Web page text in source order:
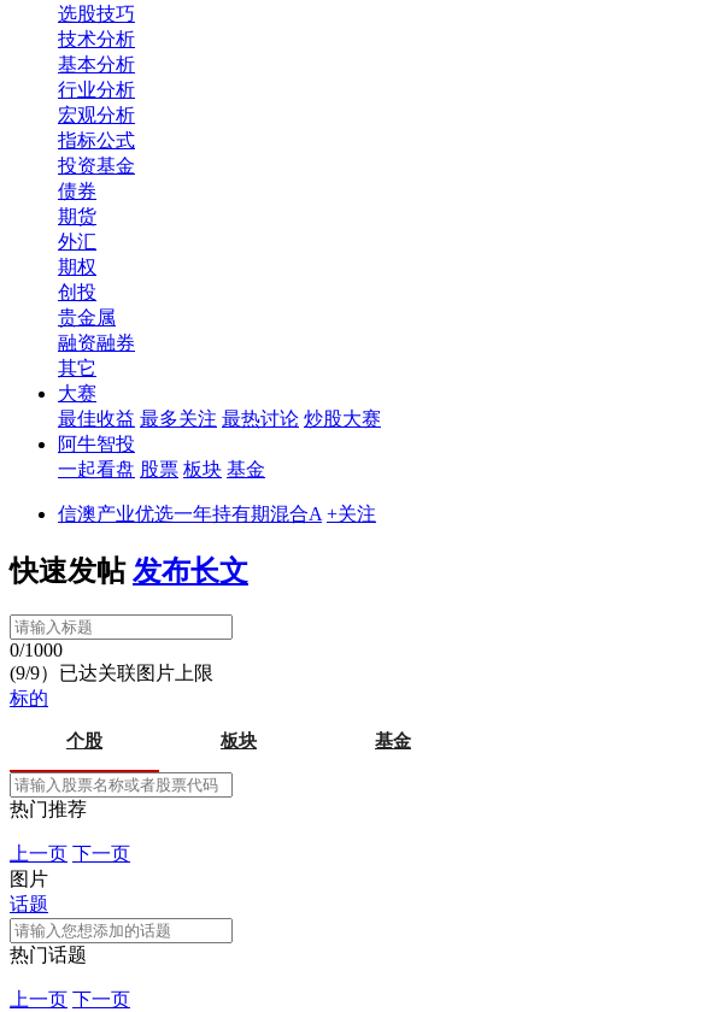
选股技巧
技术分析
基本分析
行业分析
宏观分析
指标公式
投资基金
债券
期货
外汇
期权
创投
贵金属
融资融券
其它
大赛
最佳收益 最多关注 最热讨论 炒股大赛
阿牛智投
一起看盘 股票 板块 基金
信澳产业优选一年持有期混合A +关注
快速发帖 发布长文
0/1000
(9/9）已达关联图片上限
标的
个股 板块 基金
热门推荐
上一页 下一页
图片
话题
热门话题
上一页 下一页